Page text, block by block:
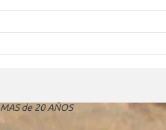
MAS de 20 AÑOS